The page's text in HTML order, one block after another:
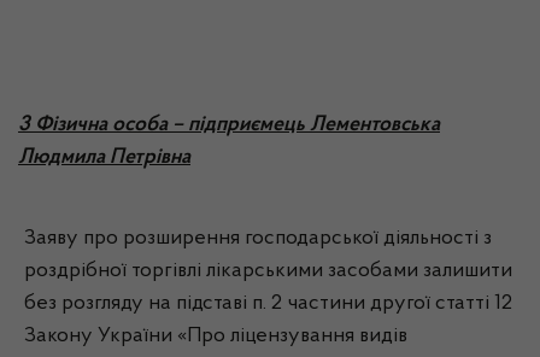
3 Фізична особа – підприємець Лементовська
Людмила Петрівна
Заяву про розширення господарської діяльності з
роздрібної торгівлі лікарськими засобами залишити
без розгляду на підставі п. 2 частини другої статті 12
Закону України «Про ліцензування видів